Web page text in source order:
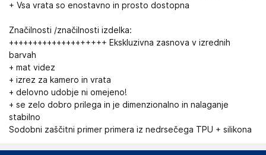
+ Vsa vrata so enostavno in prosto dostopna
Značilnosti /značilnosti izdelka:
++++++++++++++++++++ Ekskluzivna zasnova v izrednih
barvah
+ mat videz
+ izrez za kamero in vrata
+ delovno udobje ni omejeno!
+ se zelo dobro prilega in je dimenzionalno in nalaganje
stabilno
Sodobni zaščitni primer primera iz nedrsečega TPU + silikona